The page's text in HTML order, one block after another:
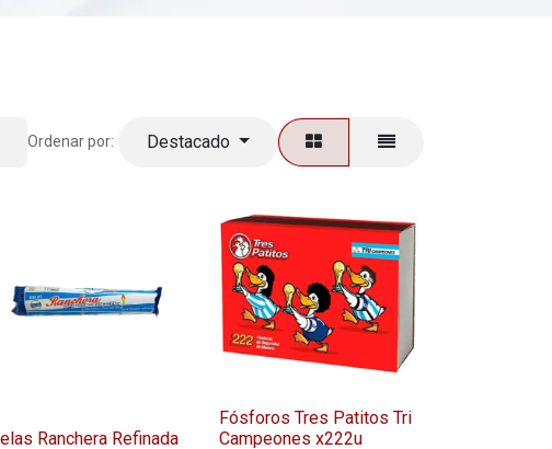
Ordenar por: Destacado
Ranchera Refinada
Fósforos Tres Patitos Tri
Campeones x222u